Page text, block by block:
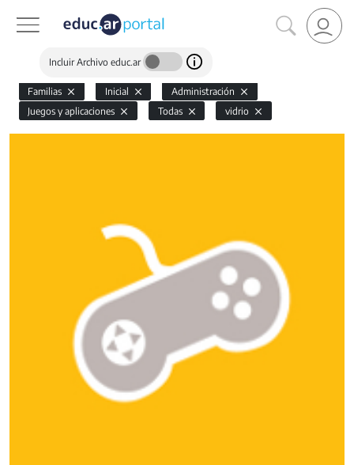
Incluir Archivo educ.ar
Familias Inicial
Administración
Juegos y aplicaciones
Todas vidrio